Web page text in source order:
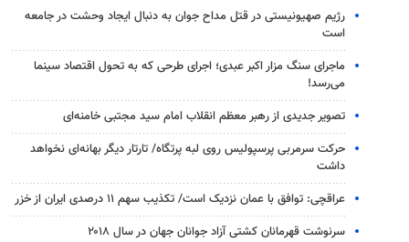
رژیم صهیونیستی در قتل مداح جوان به دنبال ایجاد وحشت در جامعه
است
ماجرای سنگ مزار اکبر عبدی؛ اجرای طرحی که به تحول اقتصاد سینما
می‌رسد!
تصویر جدیدی از رهبر معظم انقلاب امام سید مجتبی خامنه‌ای
حرکت سرمربی پرسپولیس روی لبه پرتگاه/ تارتار دیگر بهانه‌ای نخواهد
داشت
عراقچی: توافق با عمان نزدیک است/ تکذیب سهم ۱۱ درصدی ایران از خزر
سرنوشت قهرمانان کشتی آزاد جوانان جهان در سال ۲۰۱۸